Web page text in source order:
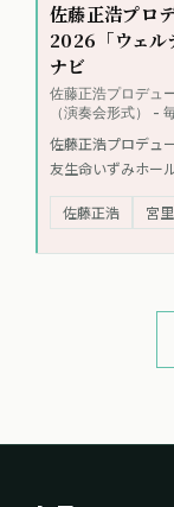
佐藤正浩プロ
2026「ウェル
ナビ
佐藤正浩プロデュ
（演奏会形式） -
佐藤正浩プロデュ
友生命いずみホー
歌唱表現や、佐藤
演奏、共演者たち
佐藤正浩 宮